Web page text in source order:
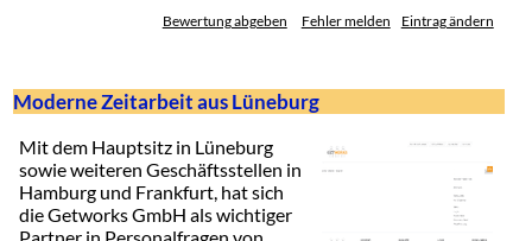
Bewertung abgeben Fehler melden Eintrag ändern
Moderne Zeitarbeit aus Lüneburg
Mit dem Hauptsitz in Lüneburg
sowie weiteren Geschäftsstellen in
Hamburg und Frankfurt, hat sich
die Getworks GmbH als wichtiger
Partner in Personalfragen von